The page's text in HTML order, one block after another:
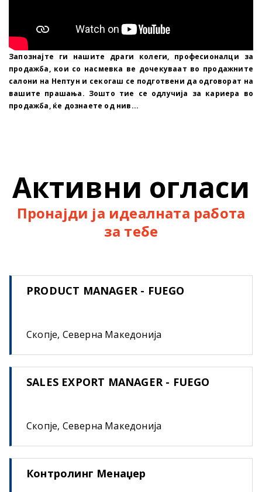
Запознајте ги нашите драги колеги, професионалци за
продажба, кои со насмевка ве дочекуваат во продажните
салони на Нептун и секогаш се подготвени да одговорат на
вашите прашања. Зошто тие се одлучија за кариера во
продажба, ќе дознаете од нив...
Активни огласи
Пронајди ја идеалната работа
за тебе
PRODUCT MANAGER - FUEGO
Скопје, Северна Македонија
SALES EXPORT MANAGER - FUEGO
Скопје, Северна Македонија
Контролинг Менаџер